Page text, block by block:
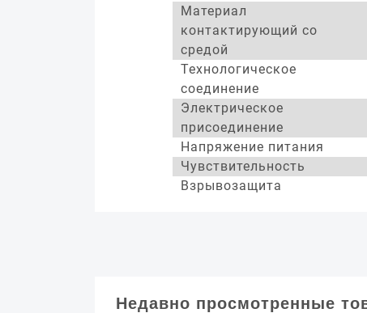
Материал
контактирующий со
средой
Технологическое
соединение
Электрическое
присоединение
Напряжение питания
Чувствительность
Взрывозащита
Недавно просмотренные